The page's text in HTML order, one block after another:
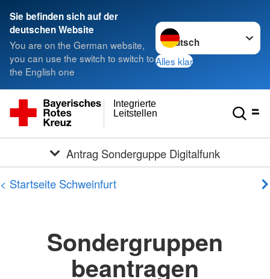
Sie befinden sich auf der
deutschen Website
You are on the German website,
you can use the switch to switch to
the English one
Sprache wechseln zu
Alles klar
Leitstellen
Integrierte
Antrag Sonderguppe Digitalfunk
< Startseite Schweinfurt
Sondergruppen
beantragen